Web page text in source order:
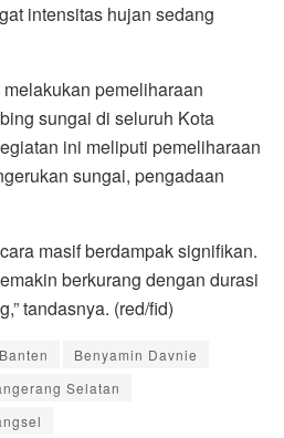
intensitas hujan sedang
pemeliharaan
sungai di seluruh Kota
ini meliputi pemeliharaan
sungai, pengadaan
masif berdampak signifikan.
berkurang dengan durasi
tandasnya. (red/fid)
Banten
Benyamin Davnie
Selatan